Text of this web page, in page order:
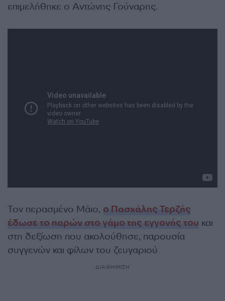
επιμελήθηκε ο Αντώνης Γούναρης.
Τον περασμένο Μάιο, ο Πασχάλης Τερζής
έδωσε το παρών στο γάμο της εγγονής του και
στη δεξίωση που ακολούθησε, παρουσία
συγγενών και φίλων του ζευγαριού
ΔΙΑΦΗΜΙΣΗ